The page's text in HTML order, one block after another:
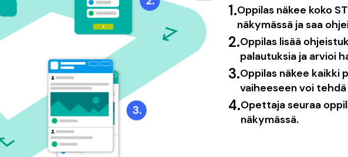
1.Oppilas näkee koko
näkymässä ja saa
2.Oppilas lisää
palautuksia ja arvioi
3.Oppilas näkee kaikki
vaiheeseen voi
4.Opettaja seuraa
näkymässä.